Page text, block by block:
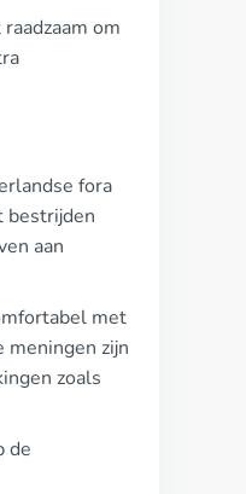
om
fora
bestrijden
aan
met
meningen zijn
zoals
de